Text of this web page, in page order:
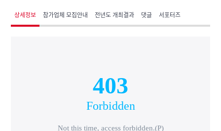
상세정보 참가업체 모집안내 전년도 개최결과 댓글 서포터즈